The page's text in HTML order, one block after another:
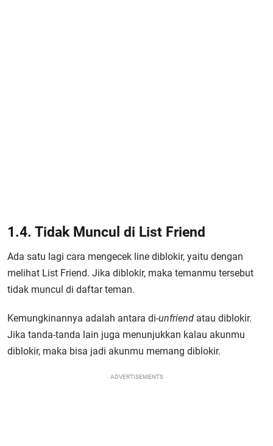
1.4. Tidak Muncul di List Friend
Ada satu lagi cara mengecek line diblokir, yaitu dengan
melihat List Friend. Jika diblokir, maka temanmu tersebut
tidak muncul di daftar teman.
Kemungkinannya adalah antara di-unfriend atau diblokir.
Jika tanda-tanda lain juga menunjukkan kalau akunmu
diblokir, maka bisa jadi akunmu memang diblokir.
ADVERTISEMENTS